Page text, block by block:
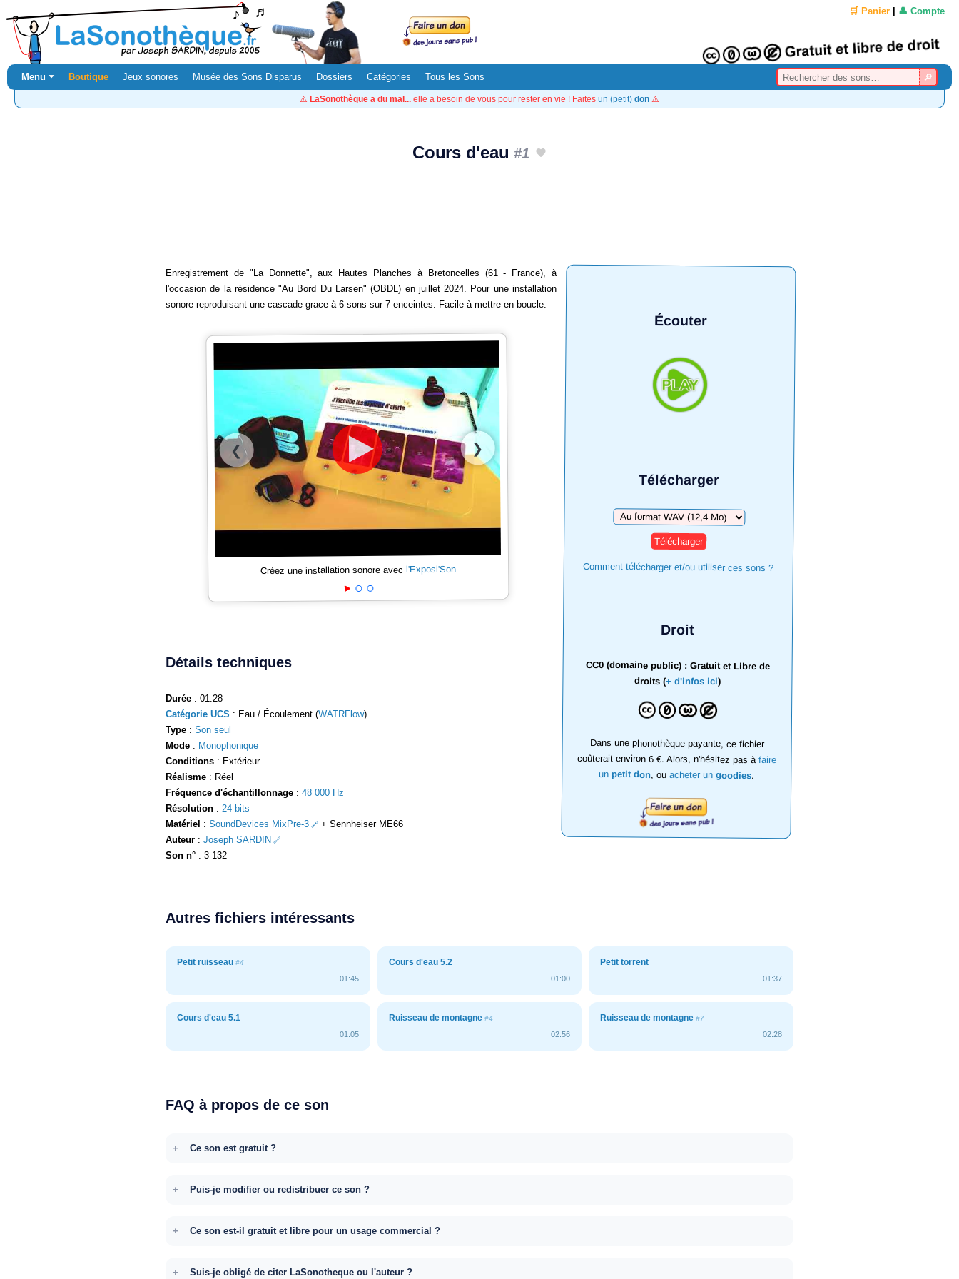
🛒 Panier 👤 Compte
Menu ⏷ Boutique Jeux sonores Musée des Sons Disparus Dossiers Catégories Tous les Sons
⚠️ LaSonothèque a du mal... elle a besoin de vous pour rester en vie ! Faites un (petit) don ⚠️
Cours d'eau#1
Écouter
Télécharger
Télécharger
Comment télécharger et/ou utiliser ces sons ?
Droit
CC0 (domaine public) : Gratuit et Libre de
droits (+ d'infos ici)
Dans une phonothèque payante, ce fichier
coûterait environ 6 €. Alors, n'hésitez pas àfaire
un petit don, ouacheter ungoodies.
Enregistrement de "La Donnette", aux Hautes Planches à Bretoncelles (61 - France), à
l'occasion de la résidence "Au Bord Du Larsen" (OBDL) en juillet 2024. Pour une installation
sonore reproduisant une cascade grace à 6 sons sur 7 enceintes. Facile à mettre en boucle.
❮ ❯
Créez une installation sonore avecl'Exposi'Son
Détails techniques
Durée : 01:28
Catégorie UCS : Eau / Écoulement (WATRFlow)
Type : Son seul
Mode : Monophonique
Conditions : Extérieur
Réalisme : Réel
Fréquence d'échantillonnage : 48 000 Hz
Résolution : 24 bits
Matériel : SoundDevices MixPre-3
+ Sennheiser ME66
Auteur : Joseph SARDIN
Son n° : 3 132
Autres fichiers intéressants
Petit ruisseau #4
01:45
Cours d'eau 5.2
01:00
Petit torrent
01:37
Cours d'eau 5.1
01:05
Ruisseau de montagne #4
02:56
Ruisseau de montagne#7
02:28
FAQ à propos de ce son
Ce son est gratuit ?
Puis-je modifier ou redistribuer ce son ?
Ce son est-il gratuit et libre pour un usage commercial ?
Suis-je obligé de citer LaSonotheque ou l'auteur ?